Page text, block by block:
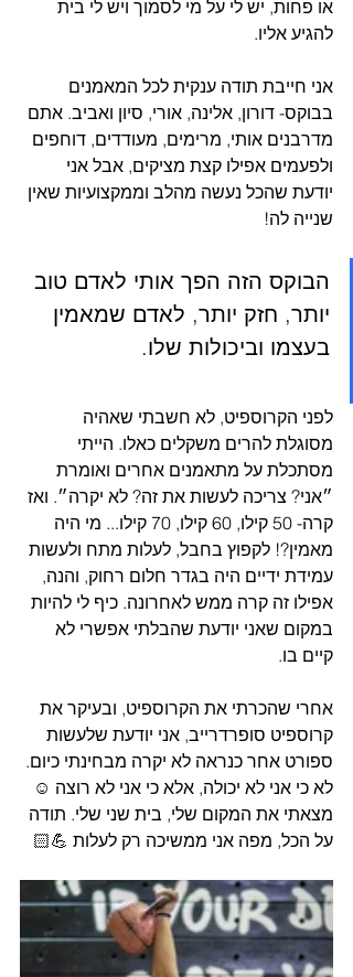
או פחות, יש לי על מי לסמוך ויש לי בית
להגיע אליו.
אני חייבת תודה ענקית לכל המאמנים
בבוקס- דורון, אלינה, אורי, סיון ואביב. אתם
מדרבנים אותי, מרימים, מעודדים, דוחפים
ולפעמים אפילו קצת מציקים, אבל אני
יודעת שהכל נעשה מהלב וממקצועיות שאין
שנייה לה!
הבוקס הזה הפך אותי לאדם טוב
יותר, חזק יותר, לאדם שמאמין
בעצמו וביכולות שלו.
לפני הקרוספיט, לא חשבתי שאהיה
מסוגלת להרים משקלים כאלו. הייתי
מסתכלת על מתאמנים אחרים ואומרת
״אני? צריכה לעשות את זה? לא יקרה״. ואז
קרה- 50 קילו, 60 קילו, 70 קילו... מי היה
מאמין?! לקפוץ בחבל, לעלות מתח ולעשות
עמידת ידיים היה בגדר חלום רחוק, והנה,
אפילו זה קרה ממש לאחרונה. כיף לי להיות
במקום שאני יודעת שהבלתי אפשרי לא
קיים בו.
אחרי שהכרתי את הקרוספיט, ובעיקר את
קרוספיט סופרדרייב, אני יודעת שלעשות
ספורט אחר כנראה לא יקרה מבחינתי כיום.
לא כי אני לא יכולה, אלא כי אני לא רוצה ☺
מצאתי את המקום שלי, בית שני שלי. תודה
על הכל, מפה אני ממשיכה רק לעלות 💪🏻